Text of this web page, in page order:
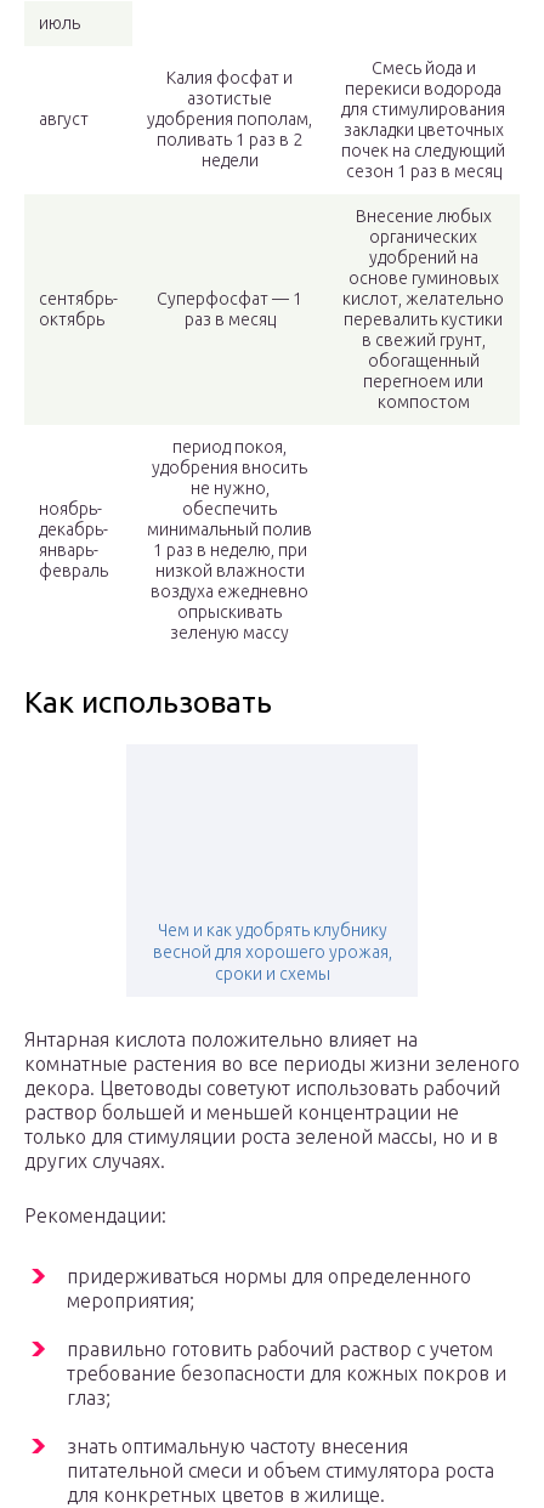
июль
август
Калия фосфат и
азотистые
удобрения пополам,
поливать 1 раз в 2
недели
Смесь йода и
перекиси водорода
для стимулирования
закладки цветочных
почек на следующий
сезон 1 раз в месяц
сентябрь-
октябрь
Суперфосфат — 1
раз в месяц
Внесение любых
органических
удобрений на
основе гуминовых
кислот, желательно
перевалить кустики
в свежий грунт,
обогащенный
перегноем или
компостом
ноябрь-
декабрь-
январь-
февраль
период покоя,
удобрения вносить
не нужно,
обеспечить
минимальный полив
1 раз в неделю, при
низкой влажности
воздуха ежедневно
опрыскивать
зеленую массу
Как использовать
Чем и как удобрять клубнику
весной для хорошего урожая,
сроки и схемы
Янтарная кислота положительно влияет на
комнатные растения во все периоды жизни зеленого
декора. Цветоводы советуют использовать рабочий
раствор большей и меньшей концентрации не
только для стимуляции роста зеленой массы, но и в
других случаях.
Рекомендации:
придерживаться нормы для определенного
мероприятия;
правильно готовить рабочий раствор с учетом
требование безопасности для кожных покров и
глаз;
знать оптимальную частоту внесения
питательной смеси и объем стимулятора роста
для конкретных цветов в жилище.